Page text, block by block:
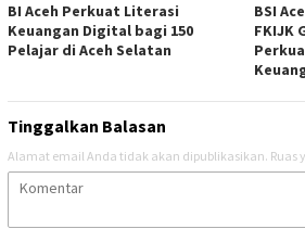
BI Aceh Perkuat Literasi
Keuangan Digital bagi 150
Pelajar di Aceh Selatan
BSI
FKIJK
Tinggalkan Balasan
Alamat email Anda tidak akan dipublikasikan. Ruas